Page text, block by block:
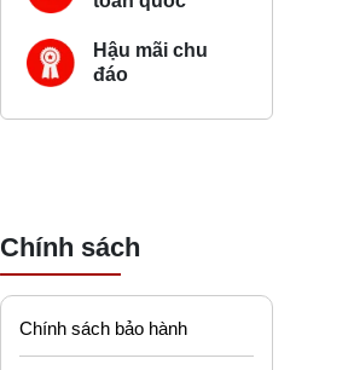
Hậu mãi chu
đáo
Chính sách
Chính sách bảo hành